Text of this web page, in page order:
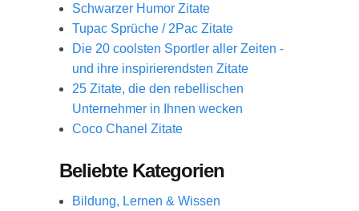
Schwarzer Humor Zitate
Tupac Sprüche / 2Pac Zitate
Die 20 coolsten Sportler aller Zeiten -
und ihre inspirierendsten Zitate
25 Zitate, die den rebellischen
Unternehmer in Ihnen wecken
Coco Chanel Zitate
Beliebte Kategorien
Bildung, Lernen & Wissen